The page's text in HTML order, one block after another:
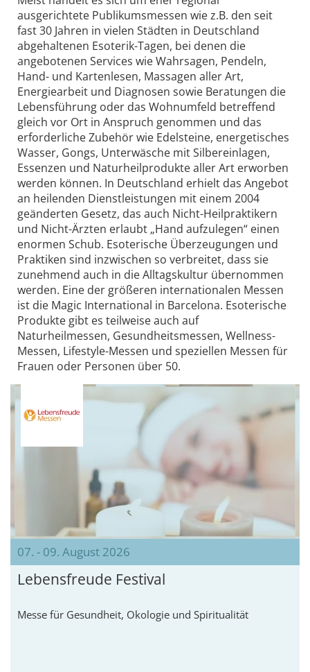
ausgerichtete Publikumsmessen wie z.B. den seit
fast 30 Jahren in vielen Städten in Deutschland
abgehaltenen Esoterik-Tagen, bei denen die
angebotenen Services wie Wahrsagen, Pendeln,
Hand- und Kartenlesen, Massagen aller Art,
Energiearbeit und Diagnosen sowie Beratungen die
Lebensführung oder das Wohnumfeld betreffend
gleich vor Ort in Anspruch genommen und das
erforderliche Zubehör wie Edelsteine, energetisches
Wasser, Gongs, Unterwäsche mit Silbereinlagen,
Essenzen und Naturheilprodukte aller Art erworben
werden können. In Deutschland erhielt das Angebot
an heilenden Dienstleistungen mit einem 2004
geänderten Gesetz, das auch Nicht-Heilpraktikern
und Nicht-Ärzten erlaubt „Hand aufzulegen“ einen
enormen Schub. Esoterische Überzeugungen und
Praktiken sind inzwischen so verbreitet, dass sie
zunehmend auch in die Alltagskultur übernommen
werden. Eine der größeren internationalen Messen
ist die Magic International in Barcelona. Esoterische
Produkte gibt es teilweise auch auf
Naturheilmessen, Gesundheitsmessen, Wellness-
Messen, Lifestyle-Messen und speziellen Messen für
Frauen oder Personen über 50.
07. - 09. August 2026
Lebensfreude Festival
Messe für Gesundheit, Ökologie und Spiritualität